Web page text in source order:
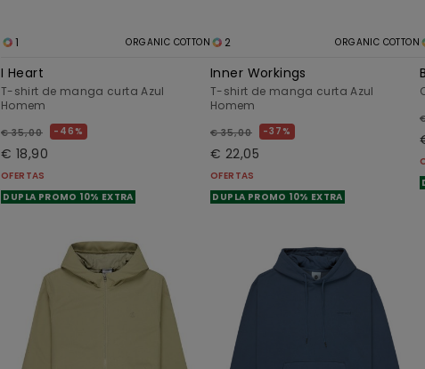
1 ORGANIC COTTON
I Heart
T-shirt de manga curta Azul
Homem
€ 35,00 46%
€ 18,90
OFERTAS
DUPLA PROMO 10% EXTRA
2 ORGANIC COTTON
Inner Workings
T-shirt de manga curta Azul
Homem
€ 35,00 37%
€ 22,05
OFERTAS
DUPLA PROMO 10% EXTRA